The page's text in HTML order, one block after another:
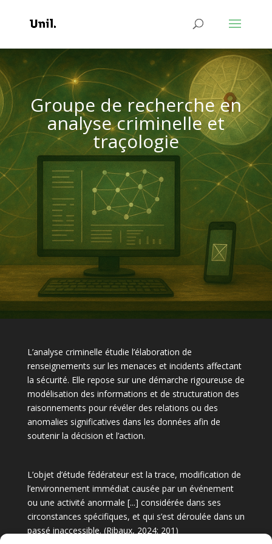
Groupe de recherche en
analyse criminelle et
traçologie
L’analyse criminelle étudie l’élaboration de
renseignements sur les menaces et incidents affectant
la sécurité. Elle repose sur une démarche rigoureuse de
modélisation des informations et de structuration des
raisonnements pour révéler des relations ou des
anomalies significatives dans les données afin de
soutenir la décision et l’action.
L’objet d’étude fédérateur est la trace, modification de
l’environnement immédiat causée par un événement
ou une activité anormale [...] considérée dans ses
circonstances spécifiques, et qui s’est déroulée dans un
passé inaccessible. (Ribaux, 2024: 201 )